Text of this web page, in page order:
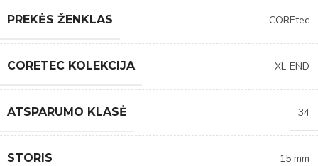
PREKĖS ŽENKLAS COREtec
CORETEC KOLEKCIJA XL-END
ATSPARUMO KLASĖ 34
STORIS 15 mm